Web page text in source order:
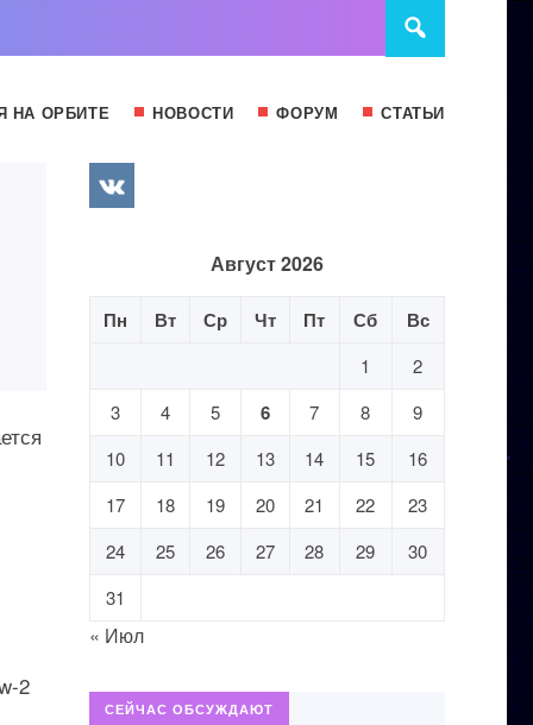
НА ОРБИТЕ НОВОСТИ ФОРУМ СТАТЬИ
2
Август 2026
Пн Вт Ср Чт Пт Сб Вс
1
2
3
4 5 6 7 8
9
10
11 12 13 14 15
16
17
18 19 20 21 22
23
24
25 26 27 28 29
30
31
« Июл
СЕЙЧАС ОБСУЖДАЮТ